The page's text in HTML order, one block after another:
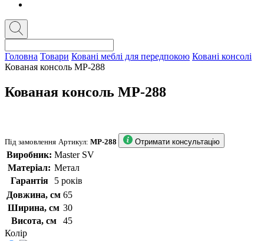
Головна Товари Ковані меблі для передпокою Ковані консолі
Кованая консоль MP-288
Кованая консоль MP-288
Під замовлення Артикул: MP-288 Отримати консультацію
Виробник: Master SV
Матеріал: Метал
Гарантія
5 років
Довжина, см 65
Ширина, см 30
Висота, см
45
Колір